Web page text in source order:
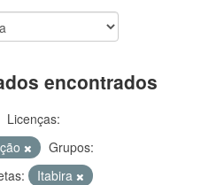
encontrados
Licenças:
Grupos:
Itabira